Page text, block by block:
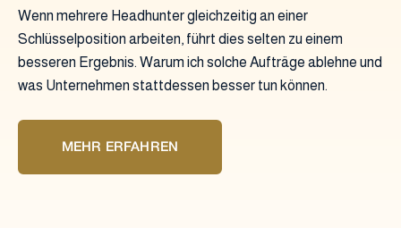
Wenn mehrere Headhunter gleichzeitig an einer
Schlüsselposition arbeiten, führt dies selten zu einem
besseren Ergebnis. Warum ich solche Aufträge ablehne und
was Unternehmen stattdessen besser tun können.
MEHR ERFAHREN